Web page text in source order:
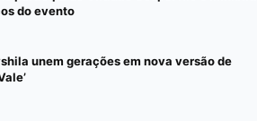
do evento
unem gerações em nova versão de